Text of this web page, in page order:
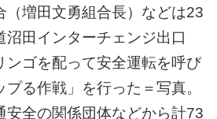
（増田文勇組合長）などは23
沼田インターチェンジ出口
ンゴを配って安全運転を呼び
る作戦」を行った＝写真。
安全の関係団体などから計73